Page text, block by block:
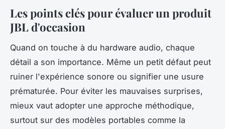
Les points clés pour évaluer un produit
JBL d'occasion
Quand on touche à du hardware audio, chaque
détail a son importance. Même un petit défaut peut
ruiner l'expérience sonore ou signifier une usure
prématurée. Pour éviter les mauvaises surprises,
mieux vaut adopter une approche méthodique,
surtout sur des modèles portables comme la